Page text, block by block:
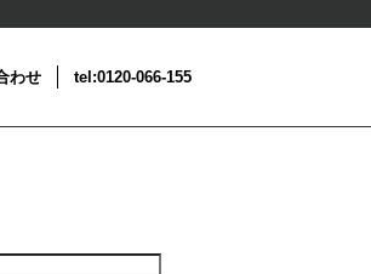
わせ tel:0120-066-155